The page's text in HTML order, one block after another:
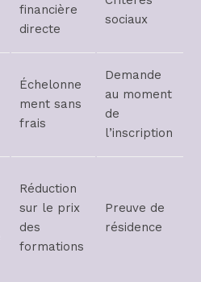
financière
directe
sociaux
Échelonne
ment sans
frais
Demande
au moment
de
l’inscription
Réduction
sur le prix
des
formations
Preuve de
résidence